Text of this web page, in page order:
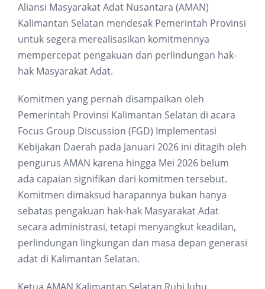
Aliansi Masyarakat Adat Nusantara (AMAN)
Kalimantan Selatan mendesak Pemerintah Provinsi
untuk segera merealisasikan komitmennya
mempercepat pengakuan dan perlindungan hak-
hak Masyarakat Adat.
Komitmen yang pernah disampaikan oleh
Pemerintah Provinsi Kalimantan Selatan di acara
Focus Group Discussion (FGD) Implementasi
Kebijakan Daerah pada Januari 2026 ini ditagih oleh
pengurus AMAN karena hingga Mei 2026 belum
ada capaian signifikan dari komitmen tersebut.
Komitmen dimaksud harapannya bukan hanya
sebatas pengakuan hak-hak Masyarakat Adat
secara administrasi, tetapi menyangkut keadilan,
perlindungan lingkungan dan masa depan generasi
adat di Kalimantan Selatan.